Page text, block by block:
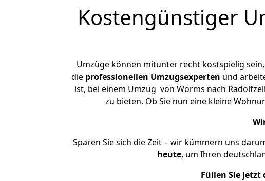
Kostengünstiger
Umzüge können mitunter recht kostspielig
die professionellen Umzugsexperten und
ist, bei einem Umzug von Worms nach
zu bieten. Ob Sie nun eine kleine
Sparen Sie sich die Zeit – wir kümmern uns
heute, um Ihren
Füllen Sie jetzt